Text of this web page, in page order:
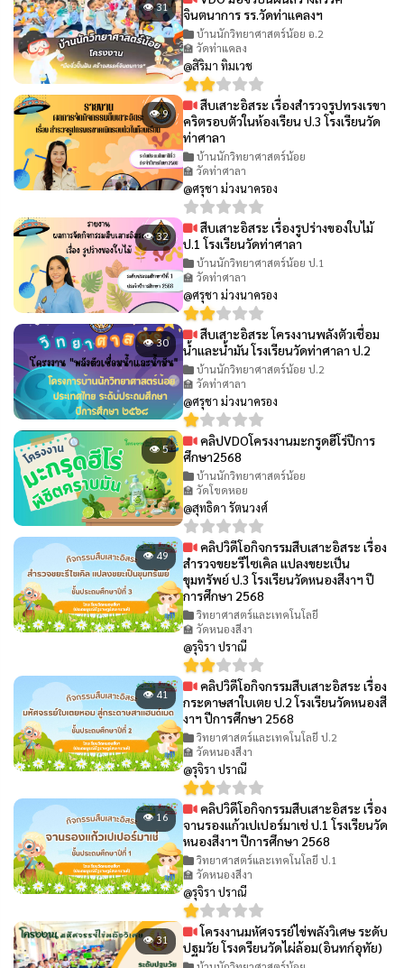
👁 31
จินตนาการ รร.วัดท่าแคลงฯ
บ้านนักวิทยาศาสตร์น้อย อ.2
🏫 วัดท่าแคลง
@สิริมา ทิมเวช
👁 9
สืบเสาะอิสระ เรื่องสำรวจรูปทรงเรขา
คริตรอบตัวในห้องเรียน ป.3 โรงเรียนวัด
ท่าศาลา
บ้านนักวิทยาศาสตร์น้อย
🏫 วัดท่าศาลา
@ศรุชา ม่วงนาครอง
👁 32
สืบเสาะอิสระ เรื่องรูปร่างของใบไม้
ป.1 โรงเรียนวัดท่าศาลา
บ้านนักวิทยาศาสตร์น้อย ป.1
🏫 วัดท่าศาลา
@ศรุชา ม่วงนาครอง
👁 30
สืบเสาะอิสระ โครงงานพลังตัวเชื่อม
น้ำและน้ำมัน โรงเรียนวัดท่าศาลา ป.2
บ้านนักวิทยาศาสตร์น้อย ป.2
🏫 วัดท่าศาลา
@ศรุชา ม่วงนาครอง
👁 5
คลิปVDOโครงงานมะกรูดฮีโร่ปีการ
ศึกษา2568
บ้านนักวิทยาศาสตร์น้อย
🏫 วัดโขดหอย
@สุทธิดา รัตนวงศ์
👁 49
คลิปวิดีโอกิจกรรมสืบเสาะอิสระ เรื่อง
สำรวจขยะรีไซเคิล แปลงขยะเป็น
ขุมทรัพย์ ป.3 โรงเรียนวัดหนองสีงาฯ ปี
การศึกษา 2568
วิทยาศาสตร์และเทคโนโลยี
🏫 วัดหนองสีงา
@รุจิรา ปราณี
👁 41
คลิปวิดีโอกิจกรรมสืบเสาะอิสระ เรื่อง
กระดาษสาใบเตย ป.2 โรงเรียนวัดหนองสี
งาฯ ปีการศึกษา 2568
วิทยาศาสตร์และเทคโนโลยี ป.2
🏫 วัดหนองสีงา
@รุจิรา ปราณี
👁 16
คลิปวิดีโอกิจกรรมสืบเสาะอิสระ เรื่อง
จานรองแก้วเปเปอร์มาเช่ ป.1 โรงเรียนวัด
หนองสีงาฯ ปีการศึกษา 2568
วิทยาศาสตร์และเทคโนโลยี ป.1
🏫 วัดหนองสีงา
@รุจิรา ปราณี
👁 31
โครงงานมหัศจรรย์ไข่พลังวิเศษ ระดับ
ปฐมวัย โรงดรียนวัดไผ่ล้อม(อินทก์อุทัย)